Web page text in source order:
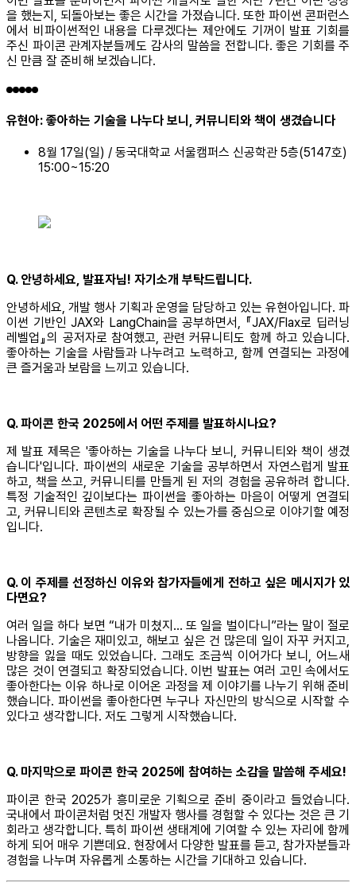
을 했는지, 되돌아보는 좋은 시간을 가졌습니다. 또한 파이썬 콘퍼런스
에서 비파이썬적인 내용을 다루겠다는 제안에도 기꺼이 발표 기회를
주신 파이콘 관계자분들께도 감사의 말씀을 전합니다. 좋은 기회를 주
신 만큼 잘 준비해 보겠습니다.
유현아: 좋아하는 기술을 나누다 보니, 커뮤니티와 책이 생겼습니다
8월 17일(일) / 동국대학교 서울캠퍼스 신공학관 5층(5147호)
15:00~15:20
Q. 안녕하세요, 발표자님! 자기소개 부탁드립니다.
안녕하세요, 개발 행사 기획과 운영을 담당하고 있는 유현아입니다. 파
이썬 기반인 JAX와 LangChain을 공부하면서, 『JAX/Flax로 딥러닝
레벨업』의 공저자로 참여했고, 관련 커뮤니티도 함께 하고 있습니다.
좋아하는 기술을 사람들과 나누려고 노력하고, 함께 연결되는 과정에
큰 즐거움과 보람을 느끼고 있습니다.
Q. 파이콘 한국 2025에서 어떤 주제를 발표하시나요?
제 발표 제목은 '좋아하는 기술을 나누다 보니, 커뮤니티와 책이 생겼
습니다'입니다. 파이썬의 새로운 기술을 공부하면서 자연스럽게 발표
하고, 책을 쓰고, 커뮤니티를 만들게 된 저의 경험을 공유하려 합니다.
특정 기술적인 깊이보다는 파이썬을 좋아하는 마음이 어떻게 연결되
고, 커뮤니티와 콘텐츠로 확장될 수 있는가를 중심으로 이야기할 예정
입니다.
Q. 이 주제를 선정하신 이유와 참가자들에게 전하고 싶은 메시지가 있
다면요?
여러 일을 하다 보면 “내가 미쳤지… 또 일을 벌이다니”라는 말이 절로
나옵니다. 기술은 재미있고, 해보고 싶은 건 많은데 일이 자꾸 커지고,
방향을 잃을 때도 있었습니다. 그래도 조금씩 이어가다 보니, 어느새
많은 것이 연결되고 확장되었습니다. 이번 발표는 여러 고민 속에서도
좋아한다는 이유 하나로 이어온 과정을 제 이야기를 나누기 위해 준비
했습니다. 파이썬을 좋아한다면 누구나 자신만의 방식으로 시작할 수
있다고 생각합니다. 저도 그렇게 시작했습니다.
Q. 마지막으로 파이콘 한국 2025에 참여하는 소감을 말씀해 주세요!
파이콘 한국 2025가 흥미로운 기획으로 준비 중이라고 들었습니다.
국내에서 파이콘처럼 멋진 개발자 행사를 경험할 수 있다는 것은 큰 기
회라고 생각합니다. 특히 파이썬 생태계에 기여할 수 있는 자리에 함께
하게 되어 매우 기쁜데요. 현장에서 다양한 발표를 듣고, 참가자분들과
경험을 나누며 자유롭게 소통하는 시간을 기대하고 있습니다.